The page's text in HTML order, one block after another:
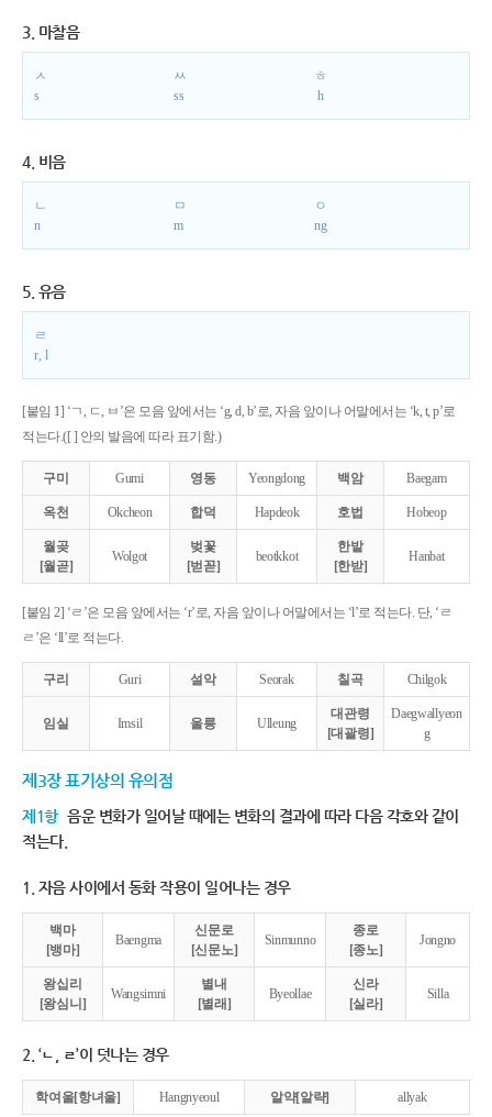
3. 마찰음
ㅅ
s
ㅆ
ss
ㅎ
h
4. 비음
ㄴ
n
ㅁ
m
ㅇ
ng
5. 유음
ㄹ
r, l
[붙임 1] ‘ㄱ, ㄷ, ㅂ’은 모음 앞에서는 ‘g, d, b’로, 자음 앞이나 어말에서는 ‘k, t, p’로
적는다.([ ] 안의 발음에 따라 표기함.)
구미 Gumi 영동 Yeongdong 백암 Baegam
옥천 Okcheon 합덕 Hapdeok 호법 Hobeop
월곶
[월곧]
Wolgot
벚꽃
[벋꼳]
beotkkot
한밭
[한받]
Hanbat
[붙임 2] ‘ㄹ’은 모음 앞에서는 ‘r’로, 자음 앞이나 어말에서는 ‘l’로 적는다. 단, ‘ㄹ
ㄹ’은 ‘ll’로 적는다.
구리 Guri 설악 Seorak 칠곡 Chilgok
임실 Imsil 울릉 Ulleung
대관령
[대괄령]
Daegwallyeon
g
제3장 표기상의 유의점
제1항 음운 변화가 일어날 때에는 변화의 결과에 따라 다음 각호와 같이
적는다.
1. 자음 사이에서 동화 작용이 일어나는 경우
백마
[뱅마]
Baengma
신문로
[신문노]
Sinmunno
종로
[종노]
Jongno
왕십리
[왕심니]
Wangsimni
별내
[별래]
Byeollae
신라
[실라]
Silla
2. ‘ㄴ, ㄹ’이 덧나는 경우
학여울[항녀울] Hangnyeoul 알약[알략] allyak